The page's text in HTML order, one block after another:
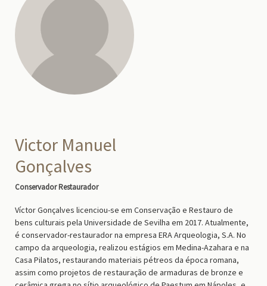
Victor Manuel
Gonçalves
Conservador Restaurador
Víctor Gonçalves licenciou-se em Conservação e Restauro de
bens culturais pela Universidade de Sevilha em 2017. Atualmente,
é conservador-restaurador na empresa ERA Arqueologia, S.A. No
campo da arqueologia, realizou estágios em Medina-Azahara e na
Casa Pilatos, restaurando materiais pétreos da época romana,
assim como projetos de restauração de armaduras de bronze e